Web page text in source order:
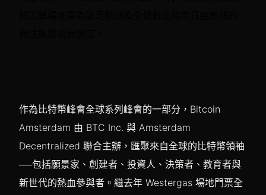
作為比特幣峰會全球系列峰會的一部分，Bitcoin
Amsterdam 由 BTC Inc. 與 Amsterdam
Decentralized 聯合主辦，匯聚來自全球的比特幣領袖
──包括願景家、創建者、投資人、決策者、教育者與
新世代的熱血參與者。繼去年 Westergas 場地門票全